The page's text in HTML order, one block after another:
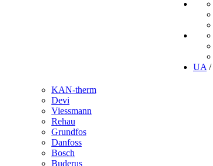
UA /
KAN-therm
Devi
Viessmann
Rehau
Grundfos
Danfoss
Bosch
Buderus